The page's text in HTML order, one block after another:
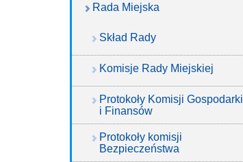
Rada Miejska
Skład Rady
Komisje Rady Miejskiej
Protokoły Komisji Gospodarki
i Finansów
Protokoły komisji
Bezpieczeństwa